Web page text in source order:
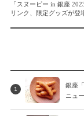
「スヌーピー in 銀座
リンク、限定グッズが登
1
銀座
ニュ